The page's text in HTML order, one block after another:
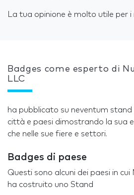
La tua opinione è molto utile per i
Badges come esperto di
LLC
ha pubblicato su neventum
città e paesi dimostrando la sua
che nelle sue fiere e settori.
Badges di paese
Questi sono alcuni dei paesi in
ha costruito uno Stand